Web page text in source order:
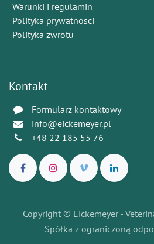
Warunki i regulamin
Polityka prywatnosci
Polityka zwrotu
Kontakt
Formularz kontaktowy
info@eickemeyer.pl
+48 22 185 55 76
Copyright © Eickemeyer -
Spółka z ograniczoną